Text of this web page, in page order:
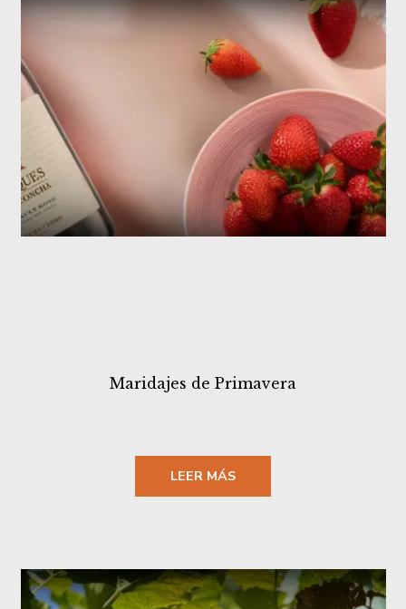
Maridajes de Primavera
LEER MÁS